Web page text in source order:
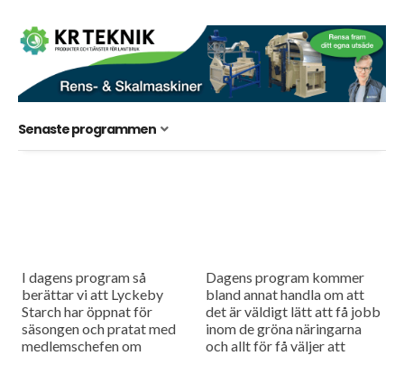
Senaste programmen
I dagens program så
berättar vi att Lyckeby
Starch har öppnat för
säsongen och pratat med
medlemschefen om
Dagens program kommer
bland annat handla om att
det är väldigt lätt att få jobb
inom de gröna näringarna
och allt för få väljer att